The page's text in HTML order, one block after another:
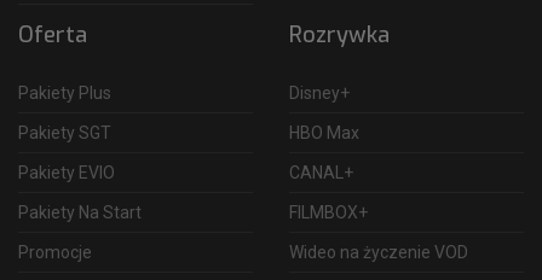
Oferta
Pakiety Plus
Pakiety SGT
Pakiety EVIO
Pakiety Na Start
Promocje
Rozrywka
Disney+
HBO Max
CANAL+
FILMBOX+
Wideo na życzenie VOD